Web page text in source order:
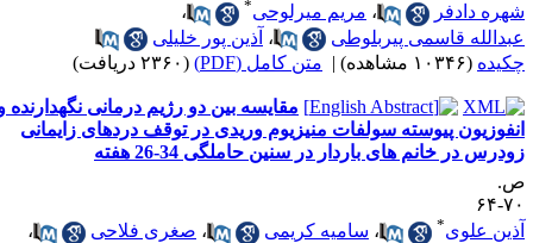
دادفر
،مریم میرلوحی
،
قاسمی پیربلوطی
،آذین پور خلیلی
(۱۰۳۴۶ مشاهده) | متن کامل (PDF) (۲۳۶۰ دریافت)
مقایسه بین دو رژیم درمانی نگهدارنده و
پیوسته سولفات منیزیوم وریدی در توقف دردهای زایمانی
در خانم های باردار در سنین حاملگی 34-26 هفته
۶۴
علوی
،سامیه کریمی ،صغری فلاحی
،